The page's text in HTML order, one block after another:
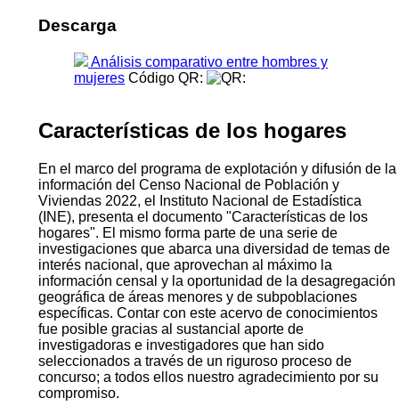
Descarga
Análisis comparativo entre hombres y
mujeres Código QR:
Características de los hogares
En el marco del programa de explotación y difusión de la
información del Censo Nacional de Población y
Viviendas 2022, el Instituto Nacional de Estadística
(INE), presenta el documento "Características de los
hogares". El mismo forma parte de una serie de
investigaciones que abarca una diversidad de temas de
interés nacional, que aprovechan al máximo la
información censal y la oportunidad de la desagregación
geográfica de áreas menores y de subpoblaciones
específicas. Contar con este acervo de conocimientos
fue posible gracias al sustancial aporte de
investigadoras e investigadores que han sido
seleccionados a través de un riguroso proceso de
concurso; a todos ellos nuestro agradecimiento por su
compromiso.